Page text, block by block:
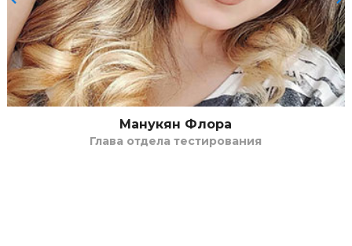
Асрян Артур
Руководитель отдела программирования